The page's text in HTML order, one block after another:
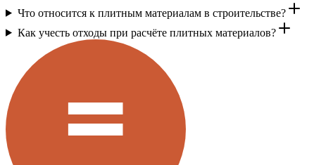
Что относится к плитным материалам в строительстве?
Как учесть отходы при расчёте плитных материалов?